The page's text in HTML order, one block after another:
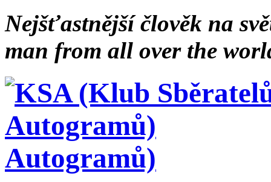
Nejšťastnější člověk na
man from all over the
Autogramů)